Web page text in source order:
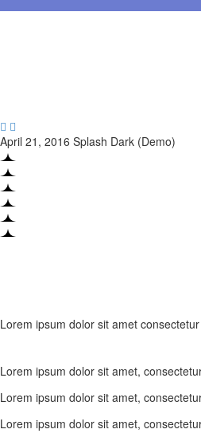
 
April 21, 2016 Splash Dark (Demo)
Lorem ipsum dolor sit amet consectetur
Lorem ipsum dolor sit amet,
Lorem ipsum dolor sit amet,
Lorem ipsum dolor sit amet,